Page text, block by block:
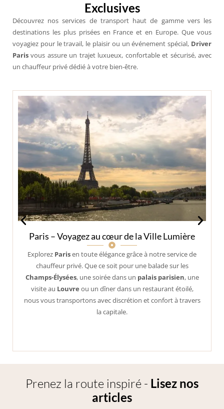
Exclusives
Découvrez nos services de transport haut de gamme vers les
destinations les plus prisées en France et en Europe. Que vous
voyagiez pour le travail, le plaisir ou un événement spécial, Driver
Paris vous assure un trajet luxueux, confortable et sécurisé, avec
un chauffeur privé dédié à votre bien-être.
Versailles – Un trajet royal vers l’histoire
Découvrez le somptueuxChâteau de Versailles, symbole
du prestige français. Nos chauffeurs vous emmènent dans
un véhicule de luxe pour une visite inoubliable dela
Galerie des Glaces, des jardins de Le Nôtre et des
appartements royaux, dans un confort digne des rois.
Prenez la route inspiré - Lisez nos
articles